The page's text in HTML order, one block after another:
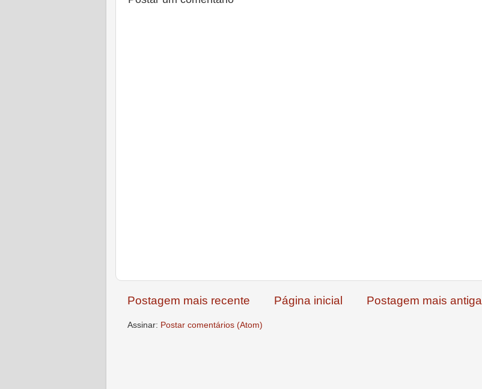
Postagem mais recente Postagem mais antiga
Página inicial
Assinar: Postar comentários (Atom)